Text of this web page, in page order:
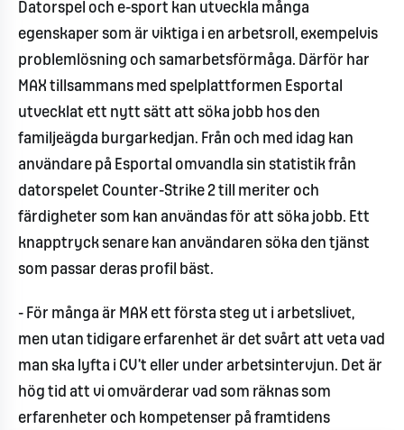
Datorspel och e-sport kan utveckla många
egenskaper som är viktiga i en arbetsroll, exempelvis
problemlösning och samarbetsförmåga. Därför har
MAX tillsammans med spelplattformen Esportal
utvecklat ett nytt sätt att söka jobb hos den
familjeägda burgarkedjan. Från och med idag kan
användare på Esportal omvandla sin statistik från
datorspelet Counter-Strike 2 till meriter och
färdigheter som kan användas för att söka jobb. Ett
knapptryck senare kan användaren söka den tjänst
som passar deras profil bäst.
- För många är MAX ett första steg ut i arbetslivet,
men utan tidigare erfarenhet är det svårt att veta vad
man ska lyfta i CV’t eller under arbetsintervjun. Det är
hög tid att vi omvärderar vad som räknas som
erfarenheter och kompetenser på framtidens